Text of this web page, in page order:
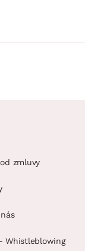
zmluvy
Whistleblowing